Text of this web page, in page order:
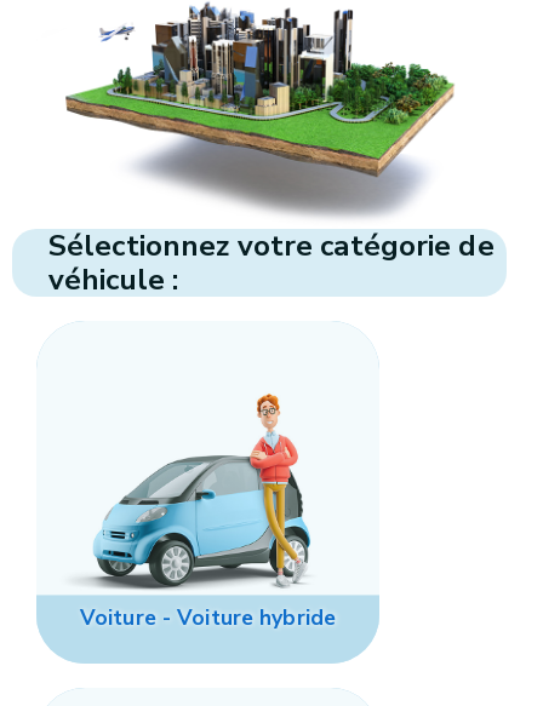
Sélectionnez votre catégorie de
véhicule :
Voiture - Voiture hybride